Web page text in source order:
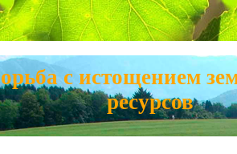
с истощением
ресурсов